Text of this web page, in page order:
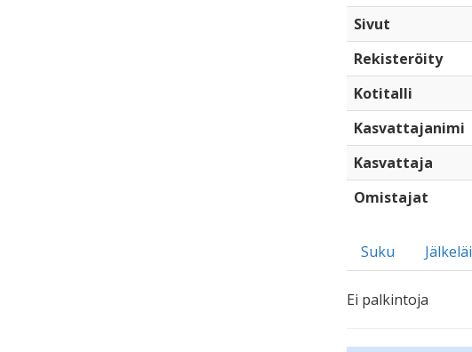
Sivut
Rekisteröity
Kotitalli
Kasvattajanimi
Kasvattaja
Omistajat
Suku
Ei palkintoja